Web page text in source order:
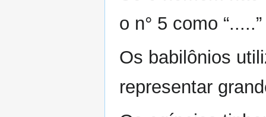
o n° 5 como
Os babilônios
representar